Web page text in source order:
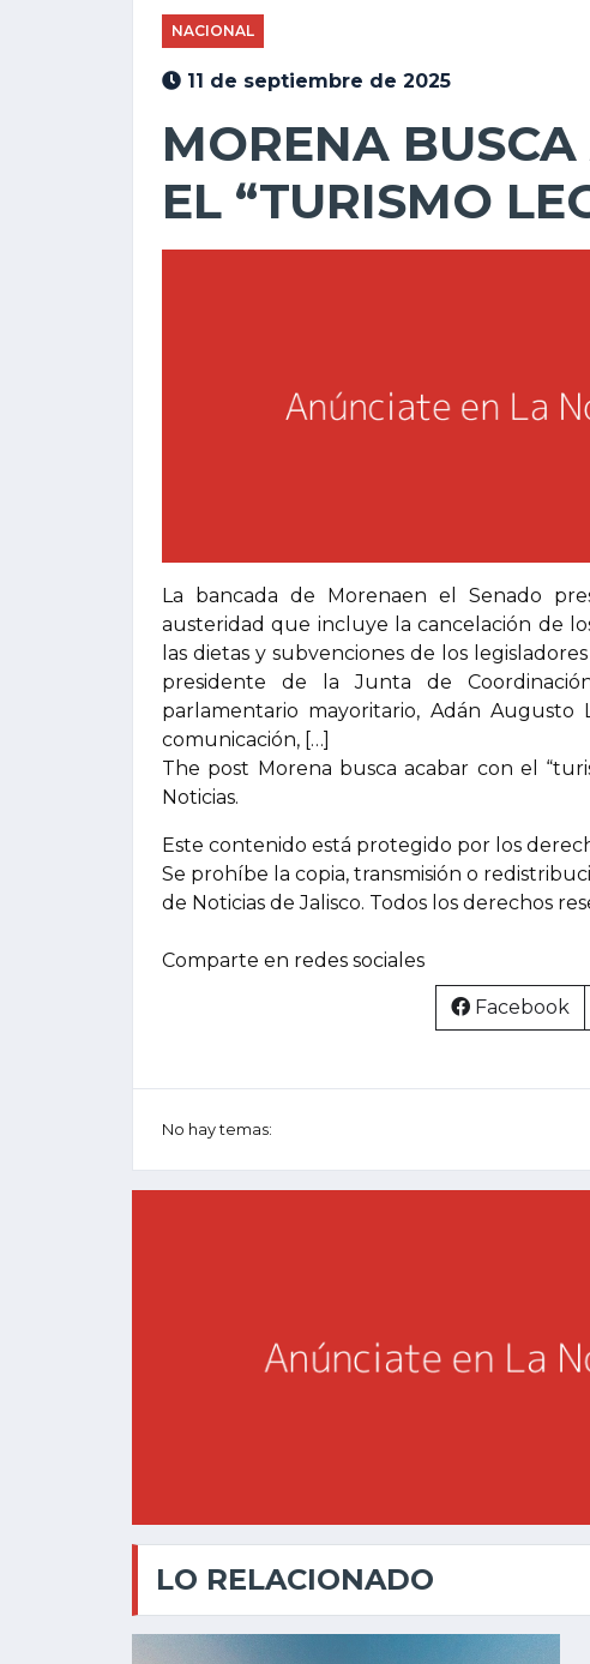
NACIONAL
11 de septiembre de 2025
MORENA
EL “TURISMO
La bancada de Morenaen el Senado
austeridad que incluye la cancelación de
las dietas y subvenciones de los
presidente de la Junta de
parlamentario mayoritario, Adán Augusto
comunicación, […]
The post Morena busca acabar con el
Noticias.
Este contenido está protegido por los
Se prohíbe la copia, transmisión o
de Noticias de Jalisco. Todos los derechos
Comparte en redes sociales
Facebook
No hay temas:
LO RELACIONADO